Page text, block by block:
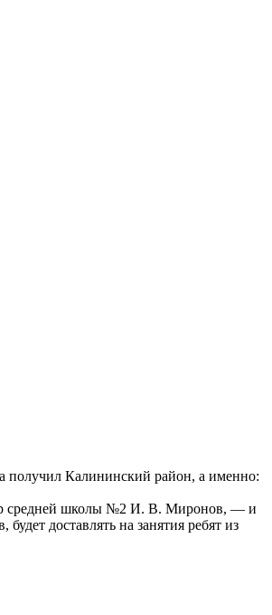
получил Калининский район, а именно:
средней школы №2 И. В. Миронов, — и
доставлять на занятия ребят из